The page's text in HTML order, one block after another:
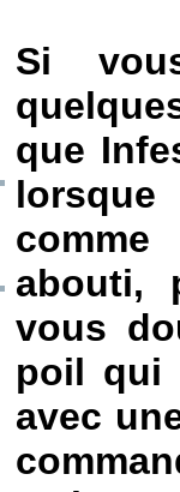
Si
que
abouti,
vous
poil qui
avec